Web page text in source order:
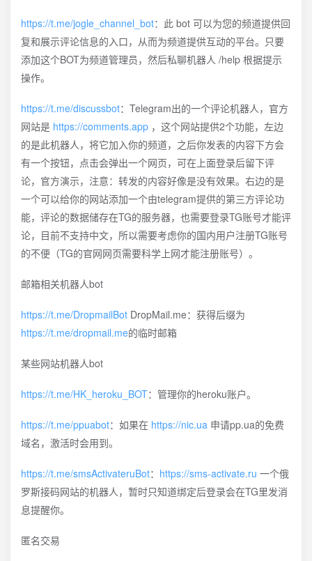
https://t.me/jogle_channel_bot：此 bot 可以为您的频道提供回
复和展示评论信息的入口，从而为频道提供互动的平台。只要
添加这个BOT为频道管理员，然后私聊机器人 /help 根据提示
操作。
https://t.me/discussbot：Telegram出的一个评论机器人，官方
网站是 https://comments.app ，这个网站提供2个功能，左边
的是此机器人，将它加入你的频道，之后你发表的内容下方会
有一个按钮，点击会弹出一个网页，可在上面登录后留下评
论，官方演示，注意：转发的内容好像是没有效果。右边的是
一个可以给你的网站添加一个由telegram提供的第三方评论功
能，评论的数据储存在TG的服务器，也需要登录TG账号才能评
论，目前不支持中文，所以需要考虑你的国内用户注册TG账号
的不便（TG的官网网页需要科学上网才能注册账号）。
邮箱相关机器人bot
https://t.me/DropmailBot DropMail.me：获得后缀为
https://t.me/dropmail.me的临时邮箱
某些网站机器人bot
https://t.me/HK_heroku_BOT：管理你的heroku账户。
https://t.me/ppuabot：如果在 https://nic.ua 申请pp.ua的免费
域名，激活时会用到。
https://t.me/smsActivateruBot： https://sms-activate.ru 一个俄
罗斯接码网站的机器人，暂时只知道绑定后登录会在TG里发消
息提醒你。
匿名交易